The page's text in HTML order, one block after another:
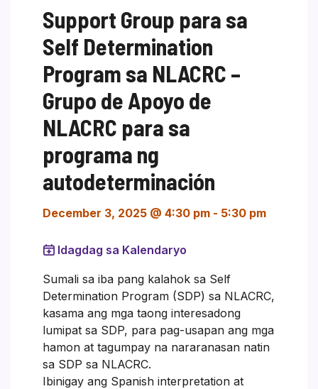
Support Group para sa
Self Determination
Program sa NLACRC –
Grupo de Apoyo de
NLACRC para sa
programa ng
autodeterminación
December 3, 2025 @ 4:30 pm - 5:30 pm
Idagdag sa Kalendaryo
Sumali sa iba pang kalahok sa Self
Determination Program (SDP) sa NLACRC,
kasama ang mga taong interesadong
lumipat sa SDP, para pag-usapan ang mga
hamon at tagumpay na nararanasan natin
sa SDP sa NLACRC.
Ibinigay ang Spanish interpretation at